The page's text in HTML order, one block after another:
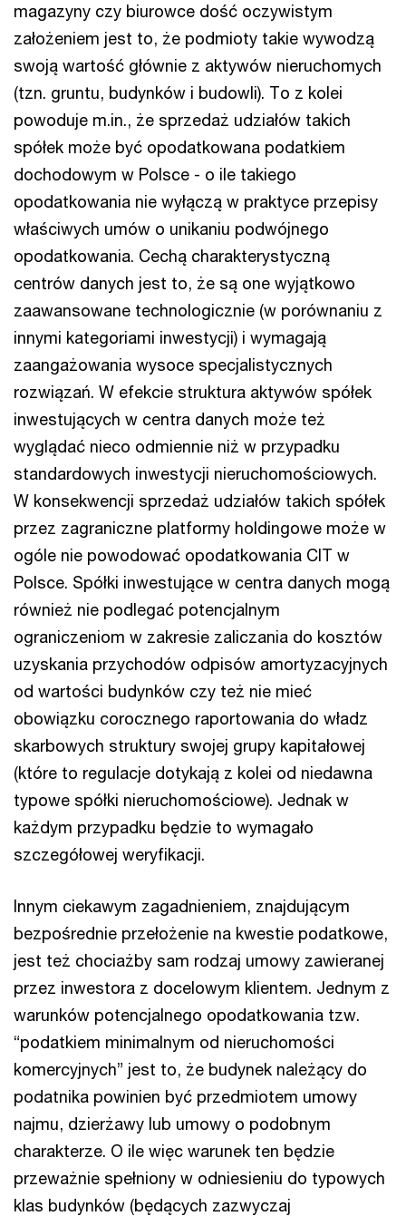
magazyny czy biurowce dość oczywistym
założeniem jest to, że podmioty takie wywodzą
swoją wartość głównie z aktywów nieruchomych
(tzn. gruntu, budynków i budowli). To z kolei
powoduje m.in., że sprzedaż udziałów takich
spółek może być opodatkowana podatkiem
dochodowym w Polsce - o ile takiego
opodatkowania nie wyłączą w praktyce przepisy
właściwych umów o unikaniu podwójnego
opodatkowania. Cechą charakterystyczną
centrów danych jest to, że są one wyjątkowo
zaawansowane technologicznie (w porównaniu z
innymi kategoriami inwestycji) i wymagają
zaangażowania wysoce specjalistycznych
rozwiązań. W efekcie struktura aktywów spółek
inwestujących w centra danych może też
wyglądać nieco odmiennie niż w przypadku
standardowych inwestycji nieruchomościowych.
W konsekwencji sprzedaż udziałów takich spółek
przez zagraniczne platformy holdingowe może w
ogóle nie powodować opodatkowania CIT w
Polsce. Spółki inwestujące w centra danych mogą
również nie podlegać potencjalnym
ograniczeniom w zakresie zaliczania do kosztów
uzyskania przychodów odpisów amortyzacyjnych
od wartości budynków czy też nie mieć
obowiązku corocznego raportowania do władz
skarbowych struktury swojej grupy kapitałowej
(które to regulacje dotykają z kolei od niedawna
typowe spółki nieruchomościowe). Jednak w
każdym przypadku będzie to wymagało
szczegółowej weryfikacji.
Innym ciekawym zagadnieniem, znajdującym
bezpośrednie przełożenie na kwestie podatkowe,
jest też chociażby sam rodzaj umowy zawieranej
przez inwestora z docelowym klientem. Jednym z
warunków potencjalnego opodatkowania tzw.
“podatkiem minimalnym od nieruchomości
komercyjnych” jest to, że budynek należący do
podatnika powinien być przedmiotem umowy
najmu, dzierżawy lub umowy o podobnym
charakterze. O ile więc warunek ten będzie
przeważnie spełniony w odniesieniu do typowych
klas budynków (będących zazwyczaj